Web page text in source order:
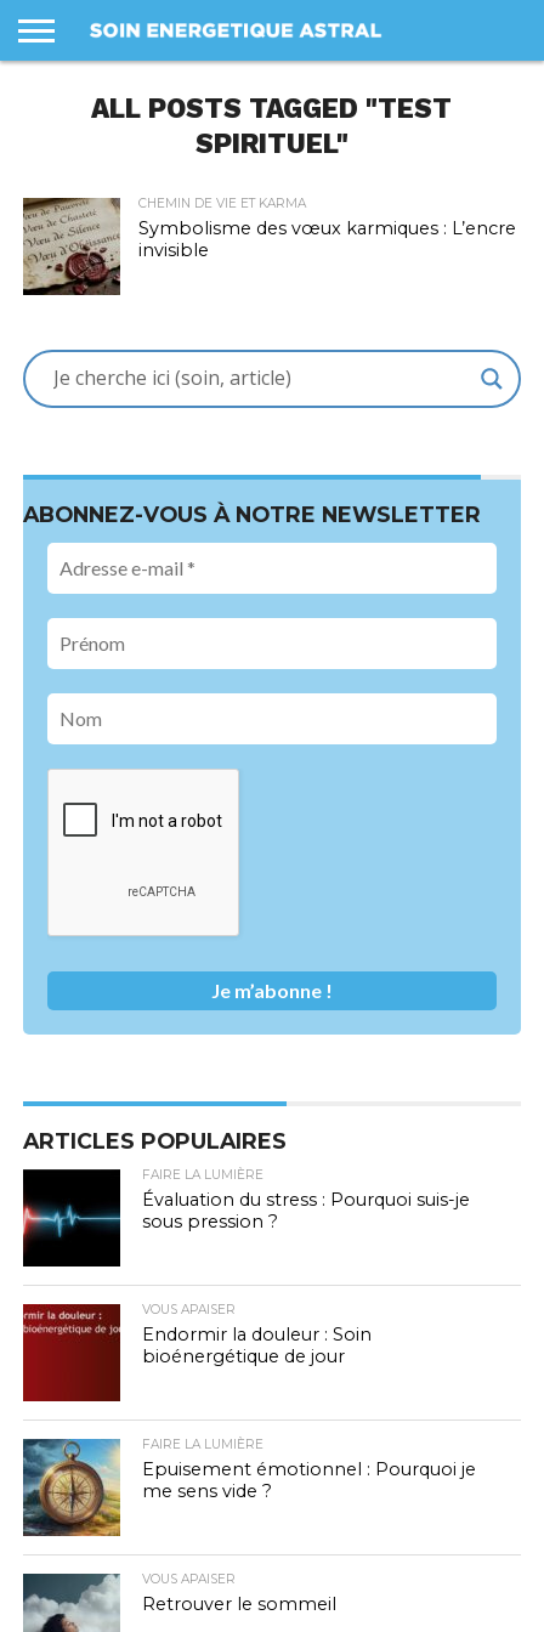
SOINS
PANIER
COMPTE
PROFIL
CONDITIONS
GÉNÉRALES
ALL POSTS TAGGED "TEST
SPIRITUEL"
CHEMIN DE VIE ET KARMA
Symbolisme des vœux karmiques : L’encre
invisible
ABONNEZ-VOUS À NOTRE NEWSLETTER
ARTICLES POPULAIRES
FAIRE LA LUMIÈRE
Évaluation du stress : Pourquoi suis-je
sous pression ?
VOUS APAISER
Endormir la douleur : Soin
bioénergétique de jour
FAIRE LA LUMIÈRE
Epuisement émotionnel : Pourquoi je
me sens vide ?
VOUS APAISER
Retrouver le sommeil